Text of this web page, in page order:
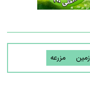
زمین مزرعه